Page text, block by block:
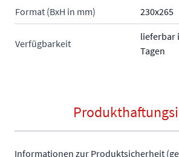
Format (BxH in mm) 230x265
Verfügbarkeit
lieferbar
Tagen
Informationen zur Produktsicherheit